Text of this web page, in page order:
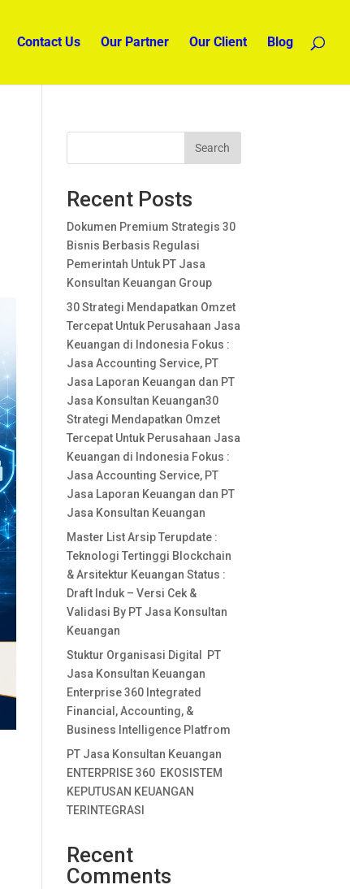
Contact Us Our Partner Our Client Blog
Search
Recent Posts
Dokumen Premium Strategis 30
Bisnis Berbasis Regulasi
Pemerintah Untuk PT Jasa
Konsultan Keuangan Group
30 Strategi Mendapatkan Omzet
Tercepat Untuk Perusahaan Jasa
Keuangan di Indonesia Fokus :
Jasa Accounting Service, PT
Jasa Laporan Keuangan dan PT
Jasa Konsultan Keuangan30
Strategi Mendapatkan Omzet
Tercepat Untuk Perusahaan Jasa
Keuangan di Indonesia Fokus :
Jasa Accounting Service, PT
Jasa Laporan Keuangan dan PT
Jasa Konsultan Keuangan
Master List Arsip Terupdate :
Teknologi Tertinggi Blockchain
& Arsitektur Keuangan Status :
Draft Induk – Versi Cek &
Validasi By PT Jasa Konsultan
Keuangan
Stuktur Organisasi Digital PT
Jasa Konsultan Keuangan
Enterprise 360 Integrated
Financial, Accounting, &
Business Intelligence Platfrom
PT Jasa Konsultan Keuangan
ENTERPRISE 360 EKOSISTEM
KEPUTUSAN KEUANGAN
TERINTEGRASI
Recent
Comments